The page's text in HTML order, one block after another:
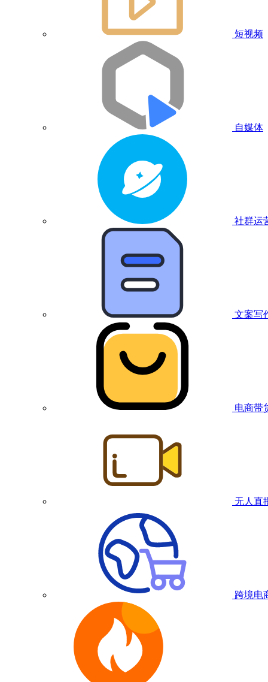
短视频
自媒体
社群运
文案写
电商带
无人直
跨境电